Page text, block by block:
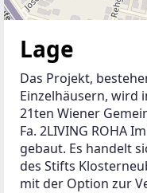
Lage
Das Projekt,
Einzelhäusern, wird
21ten Wiener
Fa. 2LIVING ROHA
gebaut. Es handelt
des Stifts
mit der Option zur